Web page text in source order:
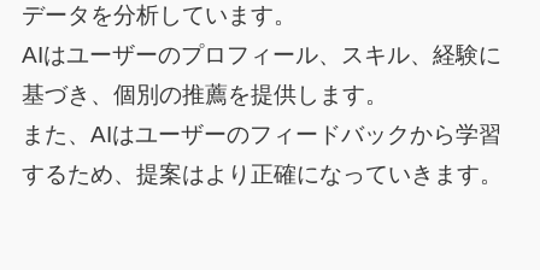
データを分析しています。
AIはユーザーのプロフィール、スキル、経験に
基づき、個別の推薦を提供します。
また、AIはユーザーのフィードバックから学習
するため、提案はより正確になっていきます。